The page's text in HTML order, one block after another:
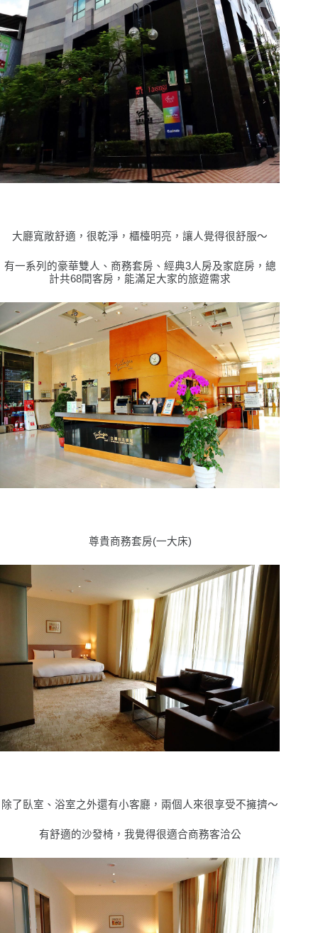
大廳寬敞舒適，很乾淨，櫃檯明亮，讓人覺得很舒服〜
有一系列的豪華雙人、商務套房、經典3人房及家庭房，總
計共68間客房，能滿足大家的旅遊需求
尊貴商務套房(一大床)
除了臥室、浴室之外還有小客廳，兩個人來很享受不擁擠〜
有舒適的沙發椅，我覺得很適合商務客洽公